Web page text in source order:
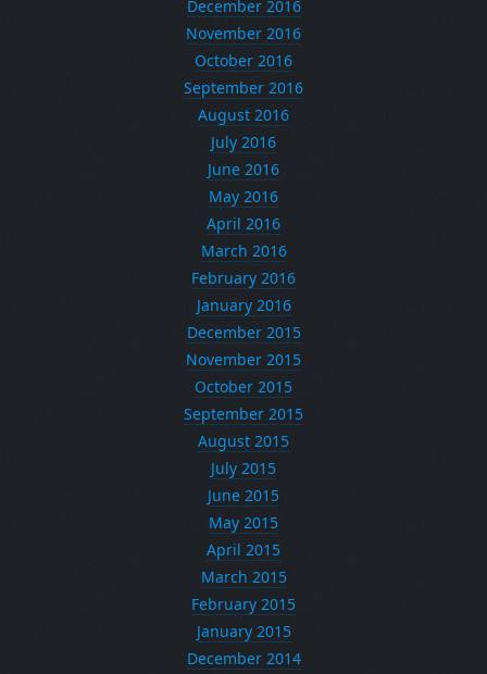
December 2016
November 2016
October 2016
September 2016
August 2016
July 2016
June 2016
May 2016
April 2016
March 2016
February 2016
January 2016
December 2015
November 2015
October 2015
September 2015
August 2015
July 2015
June 2015
May 2015
April 2015
March 2015
February 2015
January 2015
December 2014